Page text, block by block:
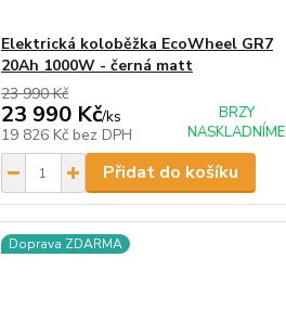
Elektrická koloběžka EcoWheel GR7
20Ah 1000W - černá matt
23 990 Kč
23 990 Kč/ks
19 826 Kč bez DPH
BRZY
NASKLADNÍME
Přidat do košíku
Doprava ZDARMA